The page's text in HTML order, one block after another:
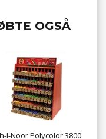
OGSÅ
I-Noor Polycolor 3800